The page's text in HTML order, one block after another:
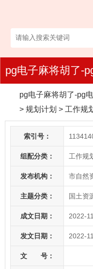
pg电子麻将胡了-
pg电子麻将胡了-pg
> 规划计划 > 工作规
索引号：
组配分类： 工作规
发布机构： 市自然
主题分类： 国土资
成文日期： 2022-
发文日期： 2022-
文 号：